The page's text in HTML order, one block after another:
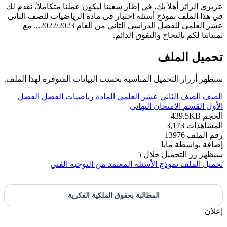
عزيزي الزائر أهلاً بك، في إطار سعينا ليكون عملنا متكاملاً، نقدم لك
في هذا الملف نموذج أسئلة اختبار في مادة الرياضيات للصف الثاني
عشر العلمي للفصل الدراسي الثاني من العام 2022/2023... مع
تمنياتنا لكم بالنجاح والتفوق الدائم.
تحميل الملف
ستظهر أزرار التحميل المناسبة بحسب البيانات المتوفرة لهذا الملف.
الصف الصف الثاني عشر العلمي المادة رياضيات الفصل
الفصل
الأول
القسم
الامتحان النهائي
الحجم 439.5KB
المشاهدات 3,173
رقم الملف 13976
إضافة بواسطة مايا
سيظهر زر التحميل خلال 5
تحميل الملف نموذج الأسئلة المعتمد من التوجيه الفني
المطالبة بحقوق الملكية الفكرية
إعلان